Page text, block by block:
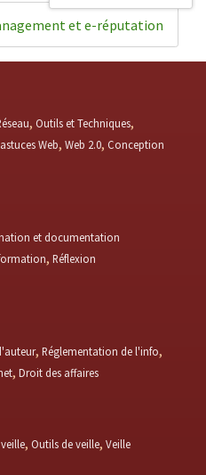
et e-réputation
Outils et Techniques
Web Web 2.0 Conception
et documentation
Réflexion
Réglementation de l'info
Droit des affaires
Outils de veille Veille